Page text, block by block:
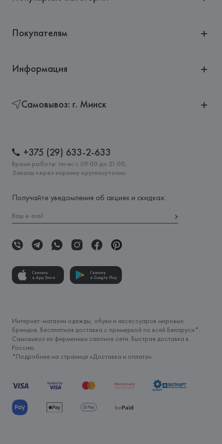
Покупателям
Информация
Самовывоз: г. Минск
+375 (29) 633-2-633
Время работы: пн-вс с 09:00 до 21:00,
Заказы через корзину круглосуточно
Получайте уведомления об акциях и скидках:
Скачать
в App Store
Скачать
в Google Play
Интернет-магазин одежды, обуви и аксессуаров мировых
брендов. Бесплатная доставка с примеркой по всей Беларуси*.
Самовывоз из фирменных салонов сети. Быстрая доставка в
Россию.
*Подробнее на странице «Доставка и оплата»